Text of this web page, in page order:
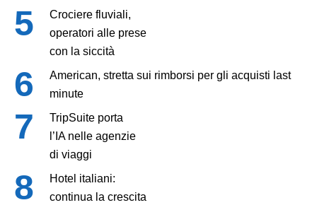
Crociere fluviali,
operatori alle prese
con la siccità
American, stretta sui rimborsi per gli acquisti last
minute
TripSuite porta
l’IA nelle agenzie
di viaggi
Hotel italiani:
continua la crescita